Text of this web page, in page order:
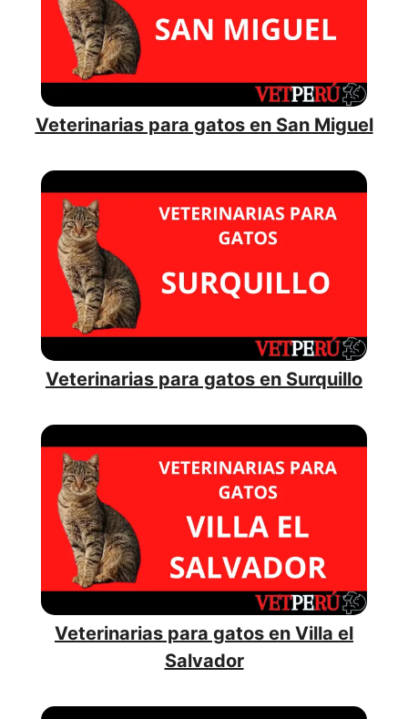
Veterinarias para gatos en San Miguel
Veterinarias para gatos en Surquillo
Veterinarias para gatos en Villa el
Salvador